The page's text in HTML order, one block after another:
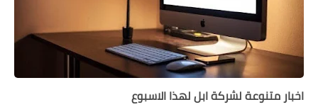
اخبار متنوعة لشركة ابل لهذا الاسبوع